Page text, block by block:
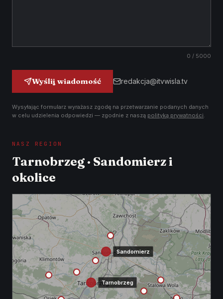
0 / 5000
Wyślij wiadomość redakcja@itvwisla.tv
Wysyłając formularz wyrażasz zgodę na przetwarzanie podanych danych
w celu udzielenia odpowiedzi — zgodnie z naszą polityką prywatności.
NASZ REGION
Tarnobrzeg · Sandomierz i
okolice
Tarnobrzeg
Sandomierz